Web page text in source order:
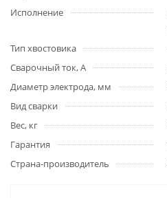
Исполнение
Тип хвостовика
Сварочный ток, А
Диаметр электрода, мм
Вид сварки
Вес, кг
Гарантия
Страна-производитель